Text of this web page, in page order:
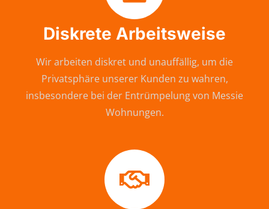
Diskrete Arbeitsweise
Wir arbeiten diskret und unauffällig, um die
Privatsphäre unserer Kunden zu wahren,
insbesondere bei der Entrümpelung von Messie
Wohnungen.